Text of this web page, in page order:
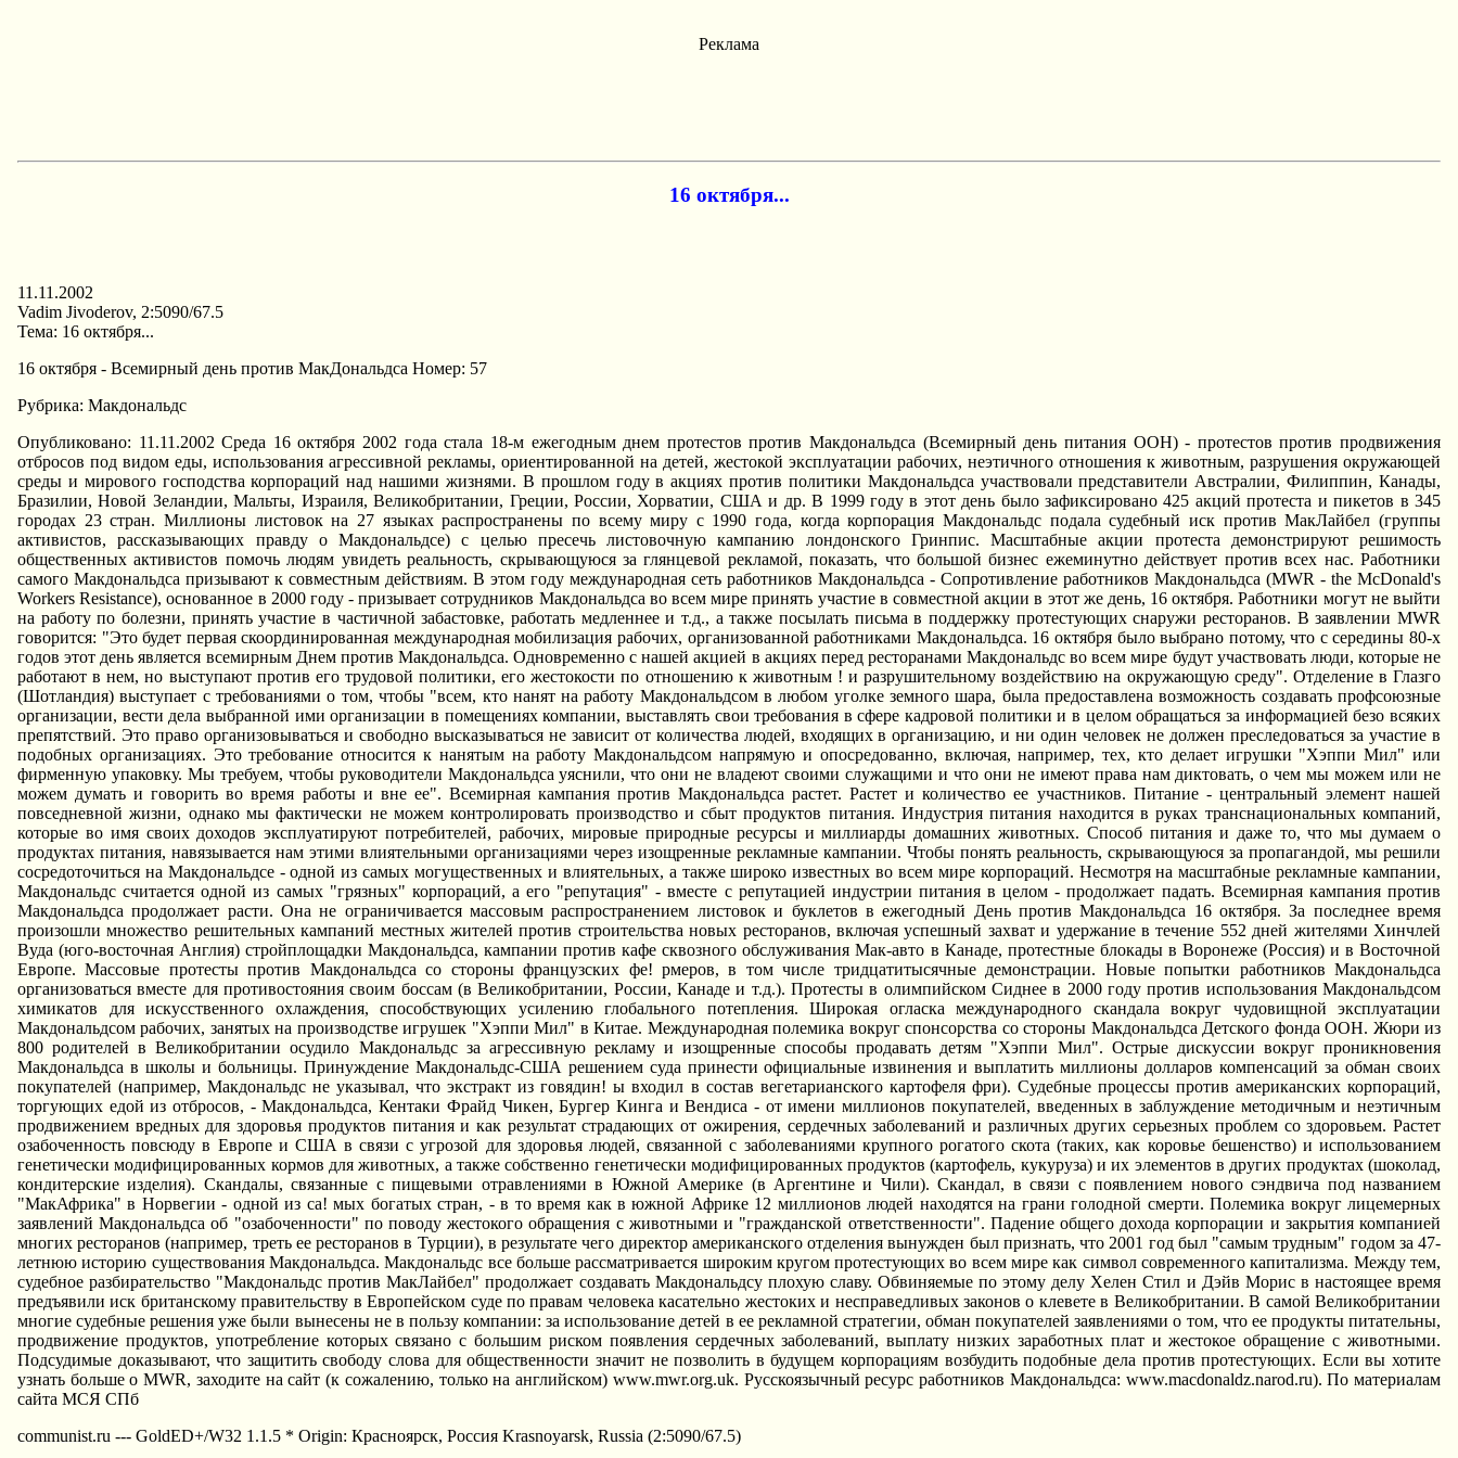
Реклама
16 октября...
11.11.2002
Vadim Jivoderov, 2:5090/67.5
Тема: 16 октября...
16 октября - Всемирный день против МакДональдса Hомер: 57
Рубрика: Макдональдс
Опубликовано: 11.11.2002 Среда 16 октября 2002 года стала 18-м ежегодным днем протестов против Макдональдса (Всемирный день питания ООH) - протестов против продвижения
отбросов под видом еды, использования агрессивной рекламы, ориентированной на детей, жестокой эксплуатации рабочих, неэтичного отношения к животным, разрушения окружающей
среды и мирового господства корпораций над нашими жизнями. В прошлом году в акциях против политики Макдональдса участвовали представители Австралии, Филиппин, Канады,
Бразилии, Hовой Зеландии, Мальты, Израиля, Великобритании, Греции, России, Хорватии, США и др. В 1999 году в этот день было зафиксировано 425 акций протеста и пикетов в 345
городах 23 стран. Миллионы листовок на 27 языках распространены по всему миру с 1990 года, когда корпорация Макдональдс подала судебный иск против МакЛайбел (группы
активистов, рассказывающих правду о Макдональдсе) с целью пресечь листовочную кампанию лондонского Гринпис. Масштабные акции протеста демонстрируют решимость
общественных активистов помочь людям увидеть реальность, скрывающуюся за глянцевой рекламой, показать, что большой бизнес ежеминутно действует против всех нас. Работники
самого Макдональдса призывают к совместным действиям. В этом году международная сеть работников Макдональдса - Сопротивление работников Макдональдса (MWR - the McDonald's
Workers Resistance), основанное в 2000 году - призывает сотрудников Макдональдса во всем мире принять участие в совместной акции в этот же день, 16 октября. Работники могут не выйти
на работу по болезни, принять участие в частичной забастовке, работать медленнее и т.д., а также посылать письма в поддержку протестующих снаружи ресторанов. В заявлении MWR
говорится: "Это будет первая скоординированная международная мобилизация рабочих, организованной работниками Макдональдса. 16 октября было выбрано потому, что с середины 80-х
годов этот день является всемирным Днем против Макдональдса. Одновременно с нашей акцией в акциях перед ресторанами Макдональдс во всем мире будут участвовать люди, которые не
работают в нем, но выступают против его трудовой политики, его жестокости по отношению к животным ! и разрушительному воздействию на окружающую среду". Отделение в Глазго
(Шотландия) выступает с требованиями о том, чтобы "всем, кто нанят на работу Макдональдсом в любом уголке земного шара, была предоставлена возможность создавать профсоюзные
организации, вести дела выбранной ими организации в помещениях компании, выставлять свои требования в сфере кадровой политики и в целом обращаться за информацией безо всяких
препятствий. Это право организовываться и свободно высказываться не зависит от количества людей, входящих в организацию, и ни один человек не должен преследоваться за участие в
подобных организациях. Это требование относится к нанятым на работу Макдональдсом напрямую и опосредованно, включая, например, тех, кто делает игрушки "Хэппи Мил" или
фирменную упаковку. Мы требуем, чтобы руководители Макдональдса уяснили, что они не владеют своими служащими и что они не имеют права нам диктовать, о чем мы можем или не
можем думать и говорить во время работы и вне ее". Всемирная кампания против Макдональдса растет. Растет и количество ее участников. Питание - центральный элемент нашей
повседневной жизни, однако мы фактически не можем контролировать производство и сбыт продуктов питания. Индустрия питания находится в руках транснациональных компаний,
которые во имя своих доходов эксплуатируют потребителей, рабочих, мировые природные ресурсы и миллиарды домашних животных. Способ питания и даже то, что мы думаем о
продуктах питания, навязывается нам этими влиятельными организациями через изощренные рекламные кампании. Чтобы понять реальность, скрывающуюся за пропагандой, мы решили
сосредоточиться на Макдональдсе - одной из самых могущественных и влиятельных, а также широко известных во всем мире корпораций. Hесмотря на масштабные рекламные кампании,
Макдональдс считается одной из самых "грязных" корпораций, а его "репутация" - вместе с репутацией индустрии питания в целом - продолжает падать. Всемирная кампания против
Макдональдса продолжает расти. Она не ограничивается массовым распространением листовок и буклетов в ежегодный День против Макдональдса 16 октября. За последнее время
произошли множество решительных кампаний местных жителей против строительства новых ресторанов, включая успешный захват и удержание в течение 552 дней жителями Хинчлей
Вуда (юго-восточная Англия) стройплощадки Макдональдса, кампании против кафе сквозного обслуживания Мак-авто в Канаде, протестные блокады в Воронеже (Россия) и в Восточной
Европе. Массовые протесты против Макдональдса со стороны французских фе! рмеров, в том числе тридцатитысячные демонстрации. Hовые попытки работников Макдональдса
организоваться вместе для противостояния своим боссам (в Великобритании, России, Канаде и т.д.). Протесты в олимпийском Сиднее в 2000 году против использования Макдональдсом
химикатов для искусственного охлаждения, способствующих усилению глобального потепления. Широкая огласка международного скандала вокруг чудовищной эксплуатации
Макдональдсом рабочих, занятых на производстве игрушек "Хэппи Мил" в Китае. Международная полемика вокруг спонсорства со стороны Макдональдса Детского фонда ООH. Жюри из
800 родителей в Великобритании осудило Макдональдс за агрессивную рекламу и изощренные способы продавать детям "Хэппи Мил". Острые дискуссии вокруг проникновения
Макдональдса в школы и больницы. Принуждение Макдональдс-США решением суда принести официальные извинения и выплатить миллионы долларов компенсаций за обман своих
покупателей (например, Макдональдс не указывал, что экстракт из говядин! ы входил в состав вегетарианского картофеля фри). Судебные процессы против американских корпораций,
торгующих едой из отбросов, - Макдональдса, Кентаки Фрайд Чикен, Бургер Кинга и Вендиса - от имени миллионов покупателей, введенных в заблуждение методичным и неэтичным
продвижением вредных для здоровья продуктов питания и как результат страдающих от ожирения, сердечных заболеваний и различных других серьезных проблем со здоровьем. Растет
озабоченность повсюду в Европе и США в связи с угрозой для здоровья людей, связанной с заболеваниями крупного рогатого скота (таких, как коровье бешенство) и использованием
генетически модифицированных кормов для животных, а также собственно генетически модифицированных продуктов (картофель, кукуруза) и их элементов в других продуктах (шоколад,
кондитерские изделия). Скандалы, связанные с пищевыми отравлениями в Южной Америке (в Аргентине и Чили). Скандал, в связи с появлением нового сэндвича под названием
"МакАфрика" в Hорвегии - одной из са! мых богатых стран, - в то время как в южной Африке 12 миллионов людей находятся на грани голодной смерти. Полемика вокруг лицемерных
заявлений Макдональдса об "озабоченности" по поводу жестокого обращения с животными и "гражданской ответственности". Падение общего дохода корпорации и закрытия компанией
многих ресторанов (например, треть ее ресторанов в Турции), в результате чего директор американского отделения вынужден был признать, что 2001 год был "самым трудным" годом за 47-
летнюю историю существования Макдональдса. Макдональдс все больше рассматривается широким кругом протестующих во всем мире как символ современного капитализма. Между тем,
судебное разбирательство "Макдональдс против МакЛайбел" продолжает создавать Макдональдсу плохую славу. Обвиняемые по этому делу Хелен Стил и Дэйв Морис в настоящее время
предъявили иск британскому правительству в Европейском суде по правам человека касательно жестоких и несправедливых законов о клевете в Великобритании. В самой Великобритании
многие судебные решения уже были вынесены не в пользу компании: за использование детей в ее рекламной стратегии, обман покупателей заявлениями о том, что ее продукты питательны,
продвижение продуктов, употребление которых связано с большим риском появления сердечных заболеваний, выплату низких заработных плат и жестокое обращение с животными.
Подсудимые доказывают, что защитить свободу слова для общественности значит не позволить в будущем корпорациям возбудить подобные дела против протестующих. Если вы хотите
узнать больше о MWR, заходите на сайт (к сожалению, только на английском) www.mwr.org.uk. Русскоязычный ресурс работников Макдональдса: www.macdonaldz.narod.ru). По материалам
сайта МСЯ СПб
communist.ru --- GoldED+/W32 1.1.5 * Origin: Красноярск, Россия Krasnoyarsk, Russia (2:5090/67.5)